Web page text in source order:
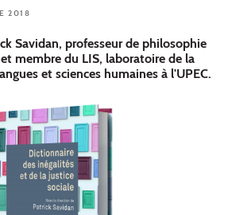
2018
Savidan, professeur de philosophie
membre du LIS, laboratoire de la
et sciences humaines à l'UPEC.